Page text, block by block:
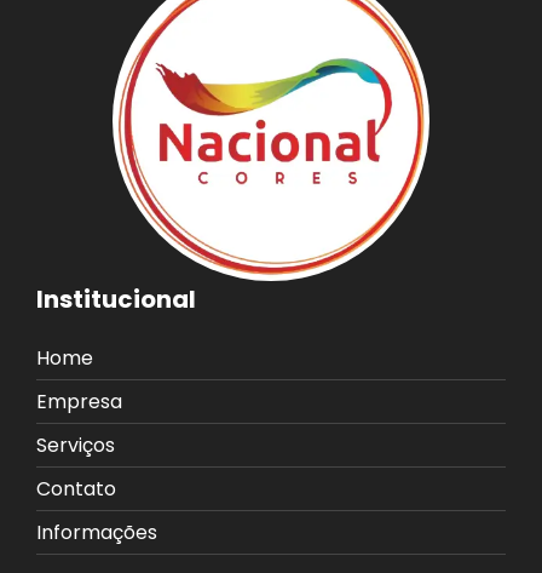
Institucional
Home
Empresa
Serviços
Contato
Informações